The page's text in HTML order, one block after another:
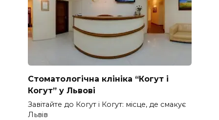
Стоматологічна клініка “Когут і
Когут” у Львові
Завітайте до Когут і Когут: місце, де смакує
Львів